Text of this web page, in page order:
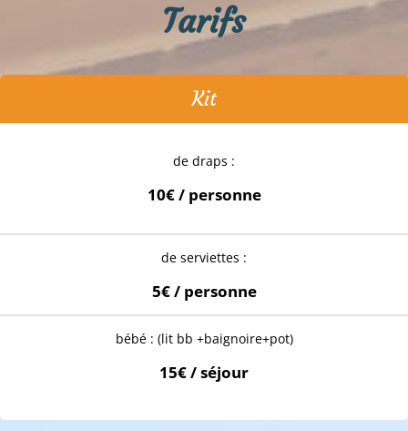
Tarifs
Kit
de draps :
10€ / personne
de serviettes :
5€ / personne
bébé : (lit bb +baignoire+pot)
15€ / séjour